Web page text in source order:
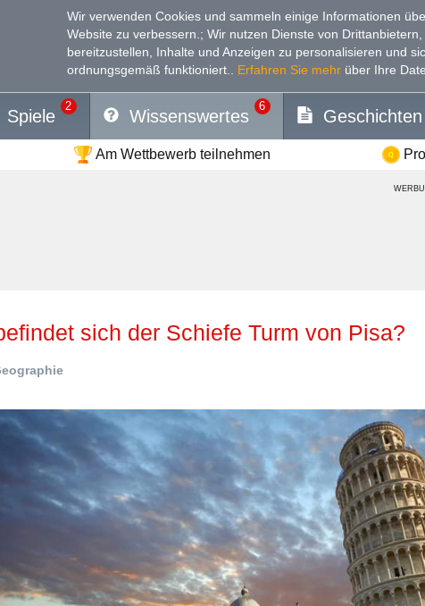
Wir verwenden Cookies und sammeln einige Informationen
Website zu verbessern. ; Wir nutzen Dienste von
bereitzustellen, Inhalte und Anzeigen zu personalisieren und
ordnungsgemäß funktioniert.
Erfahren Sie mehr über Ihre
Spiele
2
Wissenswertes
6
Geschichten
Am Wettbewerb teilnehmen
befindet sich der Schiefe Turm von Pisa?